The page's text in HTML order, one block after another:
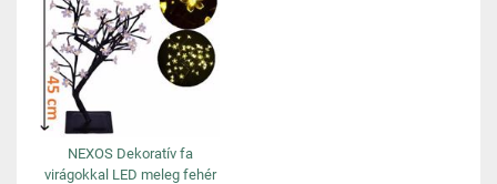
NEXOS Dekoratív fa
virágokkal LED meleg fehér